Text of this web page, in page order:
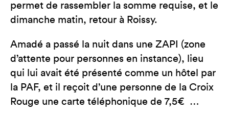
permet de rassembler la somme requise, et le
dimanche matin, retour à Roissy.
Amadé a passé la nuit dans une ZAPI (zone
d’attente pour personnes en instance), lieu
qui lui avait été présenté comme un hôtel par
la PAF, et il reçoit d’une personne de la Croix
Rouge une carte téléphonique de 7,5€ …